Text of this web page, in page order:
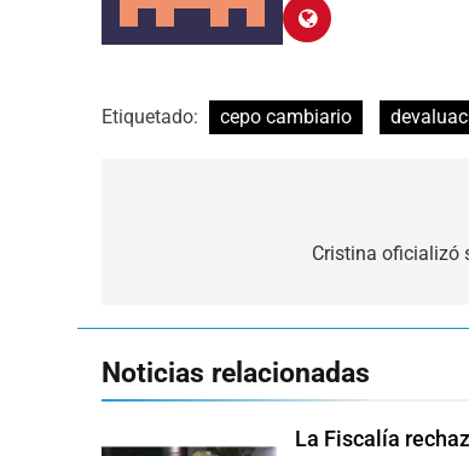
Etiquetado: cepo cambiario
Cristina oficializó
Noticias relacionadas
La Fiscalía